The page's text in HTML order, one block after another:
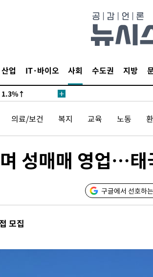
산업 IT·바이오 사회 수도권 지방
1.3%↑
1.3%↑
의료/보건 복지 교육 노동
성매매 영업…태
구글에서 선호하
모집